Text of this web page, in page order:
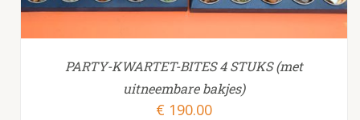
PARTY-KWARTET-BITES 4 STUKS (met
uitneembare bakjes)
€ 190.00